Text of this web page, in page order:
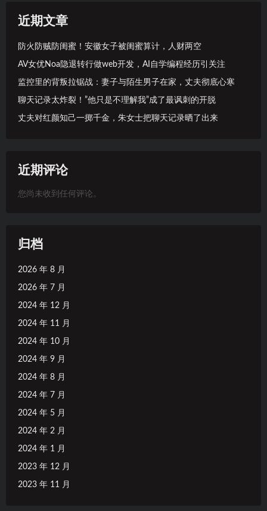
近期文章
防火防贼防闺蜜！安徽女子被闺蜜算计，人财两空
AV女优Noa隐退转行做web开发，AI自学编程经历引关注
监控里的背叛拉锯战：妻子与陌生男子在家，丈夫彻底心寒
聊天记录太炸裂！”他只是不理解我”成了最讽刺的开脱
丈夫对红颜知己一掷千金，朱女士把聊天记录晒了出来
近期评论
您尚未收到任何评论。
归档
2026 年 8 月
2026 年 7 月
2024 年 12 月
2024 年 11 月
2024 年 10 月
2024 年 9 月
2024 年 8 月
2024 年 7 月
2024 年 5 月
2024 年 2 月
2024 年 1 月
2023 年 12 月
2023 年 11 月